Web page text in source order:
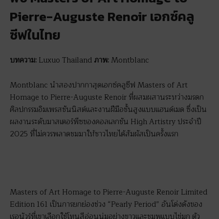
Pierre-Auguste Renoir เอกซ์คลู
ซีฟในไทย
บทความ: Luxuo Thailand ภาพ:Montblanc
Montblanc นำสองปากกาสุดเอกซ์คลูซีฟ Masters of Art
Homage to Pierre-Auguste Renoir ที่ผสมผสานระหว่างมรดก
ศิลปกรรมอิมเพรสชันนิสต์และงานฝีมือชั้นสูงแบบแฮนด์เมด ซึ่งเป็น
ผลงานระดับมาสเตอร์พีซของคอลเลกชัน High Artistry ประจำปี
2025 ที่ไม่ควรพลาดชมมาให้ชาวไทยได้สัมผัสเป็นครั้งแรก
Masters of Art Homage to Pierre-Auguste Renoir Limited
Edition 161 เป็นการยกย่องช่วง “Pearly Period” อันโด่งดังของ
เรอนัวร์ที่เขาเลือกใช้โทนสีอ่อนนุ่มอย่างขาวและชมพูแบบไข่มุก ตัว